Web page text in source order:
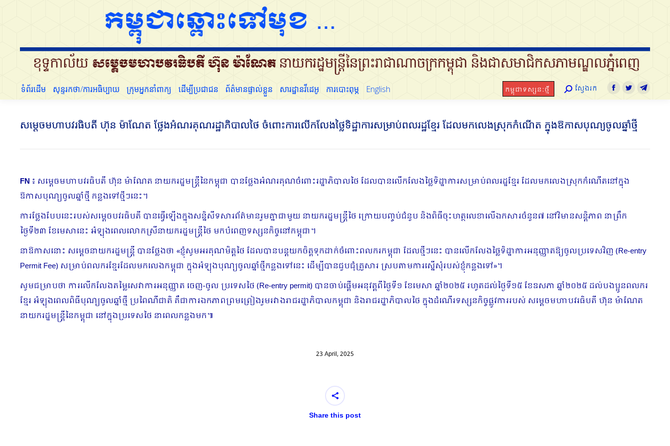
ទំព័រដើម សុន្ទរកថា/ការអធិប្បាយ ក្រុមអ្នកនាំពាក្យ ដើម្បីប្រជាជន ព័ត៌មានផ្ទាល់ខ្លួន សារដ្ឋានវីដេអូ ការបោះពុម្ភ English កម្ពុជាទស្សនៈថ្មី Search:
ស្វែងរក Facebook
Twitter
សម្តេចមហាប​វរធិបតី ហ៊ុន ម៉ាណែត ថ្លែងអំណរគុណរដ្ឋាភិបាលថៃ ចំពោះការលើកលែងថ្លៃទិដ្ឋាការសម្រាប់ពលរដ្ឋខ្មែរ ដែលមកលេងស្រុកកំណើត ក្នុងឱកាសបុណ្យចូលឆ្នាំថ្មី
FN ៖ សម្ដេចមហាបវរធិបតី ហ៊ុន ម៉ាណែត នាយករដ្ឋមន្ត្រីនៃកម្ពុជា បានថ្លែងអំណរគុណចំពោះរដ្ឋាភិបាលថៃ ដែលបានលើកលែងថ្លៃទិដ្ឋាការសម្រាប់ពលរដ្ឋខ្មែរ ដែលមកលេងស្រុកកំណើតនៅក្នុង
ឱកាសបុណ្យចូលឆ្នាំថ្មី កន្លងទៅថ្មីៗនេះ។
ការថ្លែងបែបនេះរបស់សម្ដេចបវរធិបតី បានធ្វើឡើងក្នុងសន្និសីទសារព័ត៌មានរួមគ្នាជាមួយ នាយករដ្ឋមន្រ្តីថៃ ក្រោយបញ្ចប់ជំនួប និងពិធីចុះហត្ថលេខាលើឯកសារចំនួន៧ នៅវិមានសន្តិភាព នាព្រឹក
ថ្ងៃទី២៣ ខែមេសានេះ អំឡុងពេលលោកស្រីនាយករដ្ឋមន្រ្តីថៃ មកបំពេញទស្សនកិច្ចនៅកម្ពុជា។
នាឱកាសនោះ សម្ដេចនាយករដ្ឋមន្ត្រី បានថ្លែងថា «ខ្ញុំសូមអរគុណមិត្តថៃ ដែលបានបន្តយកចិត្តទុកដាក់ចំពោះពលករកម្ពុជា ដែលថ្មីៗនេះ បានលើកលែងថ្លៃទិដ្ឋាការអនុញ្ញាតឱ្យចូលប្រទេសវិញ (Re-entry
Permit Fee) សម្រាប់ពលករខ្មែរដែលមកលេងកម្ពុជា ក្នុងអំឡុងបុណ្យចូលឆ្នាំថ្មីកន្លងទៅនេះ ដើម្បីបានជួបជុំគ្រួសារ ស្របតាមការស្នើសុំរបស់ខ្ញុំកន្លងទៅ»។
សូមជម្រាបថា ការលើកលែងតម្លៃសេវាការអនុញ្ញាត ចេញ-ចូល ប្រទេសថៃ (Re-entry permit) បានចាប់ផ្តើមអនុវត្តពីថ្ងៃទី១ ខែមេសា ឆ្នាំ២០២៥ រហូតដល់ថ្ងៃទី១៥ ខែឧសភា ឆ្នាំ២០២៥ ដល់បងប្អូនពលករ
ខ្មែរ អំឡុងពេលពិធីបុណ្យចូលឆ្នាំថ្មី ប្រពៃណីជាតិ គឺជាការឯកភាពព្រមព្រៀងរួមរវាងរាជរដ្ឋាភិបាលកម្ពុជា និងរាជរដ្ឋាភិបាលថៃ ក្នុងដំណើរទស្សនកិច្ចផ្លូវការរបស់ សម្តេចមហាបវរធិបតី ហ៊ុន ម៉ាណែត
នាយករដ្ឋមន្ត្រីនៃកម្ពុជា នៅក្នុងប្រទេសថៃ នាពេលកន្លងមក៕
23 April, 2025
Share this post
សុន្ទរកថា/ការអធិប្បាយ ក្រុមអ្នកនាំពាក្យ ដើម្បីប្រជាជន ព័ត៌មានផ្ទាល់ខ្លួន